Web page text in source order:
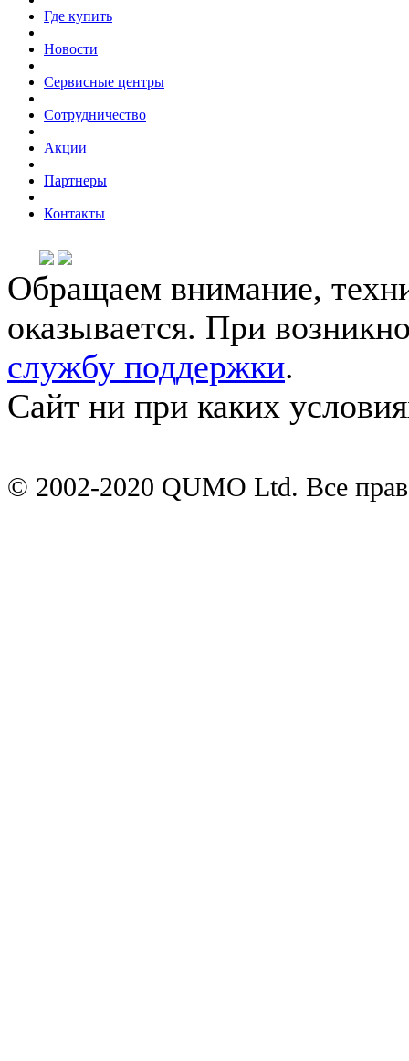
Где купить
Новости
Сервисные центры
Сотрудничество
Акции
Партнеры
Контакты
Обращаем внимание,
оказывается. При
службу поддержки.
Сайт ни при каких
© 2002-2020 QUMO Ltd. Все